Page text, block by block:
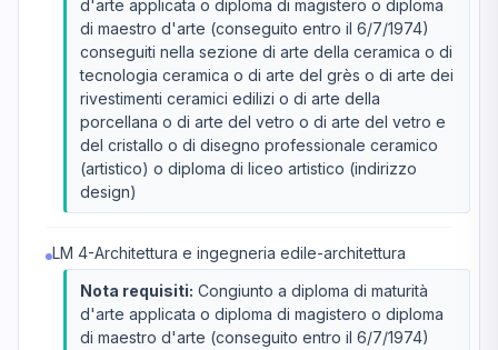
d'arte applicata o diploma di magistero o diploma
di maestro d'arte (conseguito entro il 6/7/1974)
conseguiti nella sezione di arte della ceramica o di
tecnologia ceramica o di arte del grès o di arte dei
rivestimenti ceramici edilizi o di arte della
porcellana o di arte del vetro o di arte del vetro e
del cristallo o di disegno professionale ceramico
(artistico) o diploma di liceo artistico (indirizzo
design)
LM 4-Architettura e ingegneria edile-architettura
Nota requisiti: Congiunto a diploma di maturità
d'arte applicata o diploma di magistero o diploma
di maestro d'arte (conseguito entro il 6/7/1974)